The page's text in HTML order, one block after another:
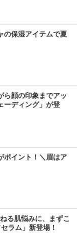
の保湿アイテムで夏
ら顔の印象までアッ
ーディング」が登
ポイント！＼眉はア
る肌悩みに、まずこ
ラム」新登場！